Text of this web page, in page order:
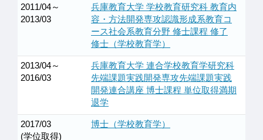
2011/04～
2013/03
兵庫教育大学 学校教育研究科 教育内
容・方法開発専攻認識形成系教育コ
ース社会系教育分野 修士課程 修了
修士（学校教育学）
2013/04～
2016/03
兵庫教育大学 連合学校教育学研究科
先端課題実践開発専攻先端課題実践
開発連合講座 博士課程 単位取得満期
退学
2017/03
(学位取得)
博士（学校教育学）